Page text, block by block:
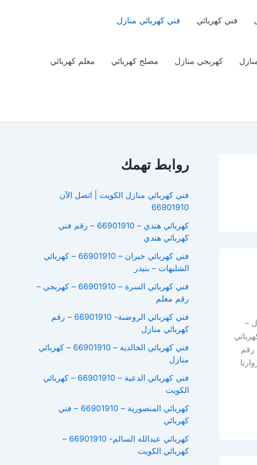
فني كهربائي فني كهربائي منازل
كهربجي منازل مصلح كهربائي معلم كهربائي
–
رقم
روابط تهمك
فني كهربائي منازل الكويت | اتصل الآن
66901910
كهربائي هندي – 66901910 – رقم فني
كهربائي هندي
فني كهربائي خيران – 66901910 – كهربائي
الشليهات – بنيدر
فني كهربائي السرة – 66901910 – كهربجي –
رقم معلم
فني كهربائي الروضىة- 66901910 – رقم
كهربائي منازل
فني كهربائي الخالدية – 66901910 – كهربائي
منازل
فني كهربائي الدعية – 66901910 – كهربائي
الكويت
كهربائي المنصورية – 66901910 – فني
كهربائي
كهربائي عبدالله السالم- 66901910 –
كهربائي الكويت